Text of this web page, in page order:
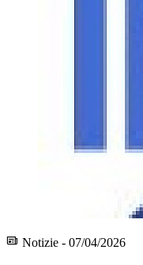
Notizie - 07/04/2026